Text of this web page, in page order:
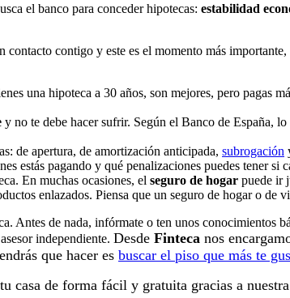
el banco para conceder hipotecas: estabilidad
contigo y este es el momento más
una hipoteca a 30 años, son mejores, pero pagas
y no te debe hacer sufrir. Según el Banco de España,
de apertura, de amortización anticipada, subrogación
estás pagando y qué penalizaciones puedes tener si
En muchas ocasiones, el seguro de hogar puede ir
enlazados. Piensa que un seguro de hogar o de
Antes de nada, infórmate o ten unos conocimientos
independiente. Desde Finteca nos
que hacer es buscar el piso que más te
casa de forma fácil y gratuita gracias a